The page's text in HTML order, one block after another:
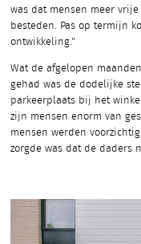
was dat mensen meer
besteden. Pas op termijn
ontwikkeling."
Wat de afgelopen
gehad was de dodelijke
parkeerplaats bij het
zijn mensen enorm van
mensen werden
zorgde was dat de daders